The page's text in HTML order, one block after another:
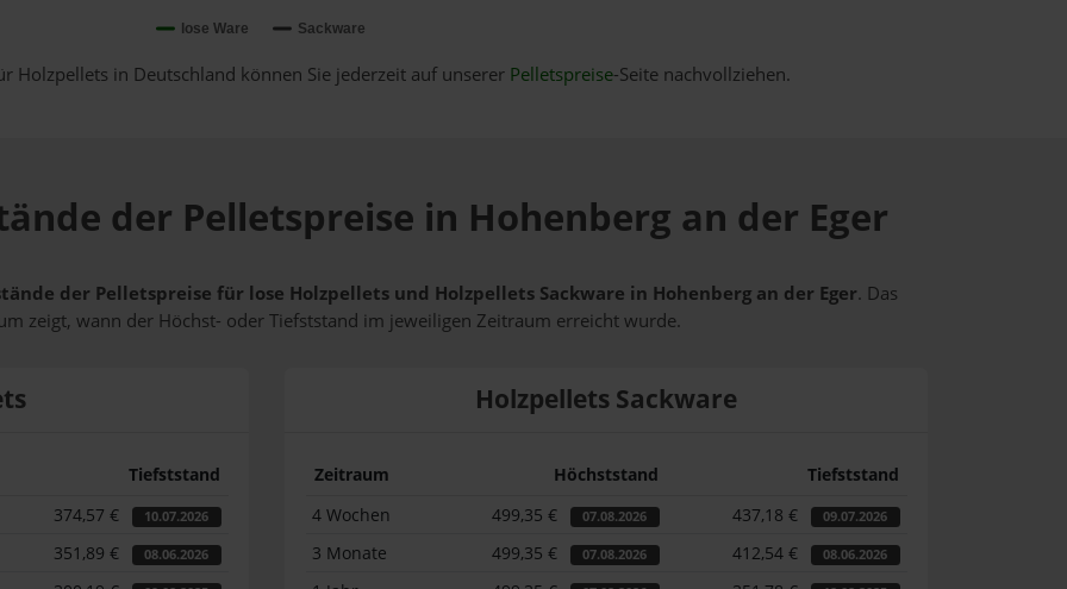
lose Ware Sackware
Holzpellets in Deutschland können Sie jederzeit auf unserer Pelletspreise-Seite nachvollziehen.
der Pelletspreise in Hohenberg an der Eger
der Pelletspreise für lose Holzpellets und Holzpellets Sackware in Hohenberg an der Eger. Das
zeigt, wann der Höchst- oder Tiefststand im jeweiligen Zeitraum erreicht wurde.
Tiefststand
374,57 € 10.07.2026
351,89 € 08.06.2026
Holzpellets Sackware
Zeitraum Höchststand
Tiefststand
4 Wochen
499,35 € 07.08.2026 437,18 € 09.07.2026
3 Monate 499,35 € 07.08.2026 412,54 € 08.06.2026